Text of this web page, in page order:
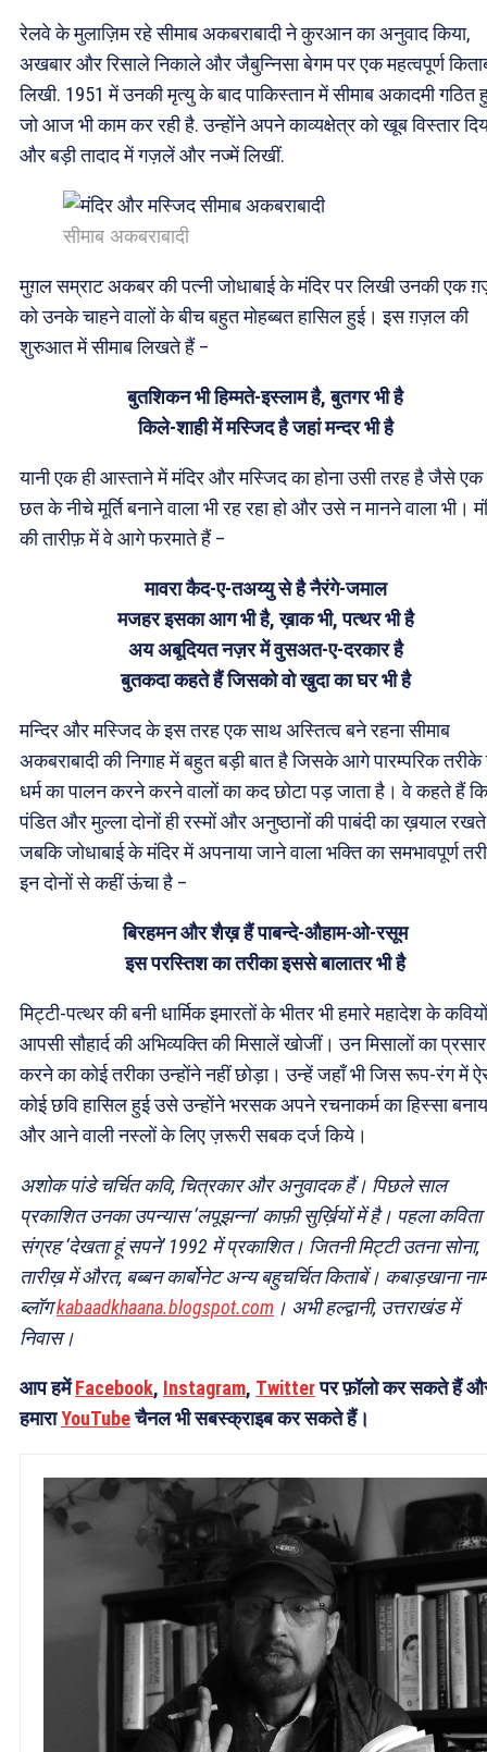
रेलवे के मुलाज़िम रहे सीमाब अकबराबादी ने कुरआन का अनुवाद किया,
अखबार और रिसाले निकाले और जैबुन्निसा बेगम पर एक महत्वपूर्ण
लिखी. 1951 में उनकी मृत्यु के बाद पाकिस्तान में सीमाब अकादमी गठित
जो आज भी काम कर रही है. उन्होंने अपने काव्यक्षेत्र को खूब विस्तार
और बड़ी तादाद में गज़लें और नज्में लिखीं.
सीमाब अकबराबादी
मुग़ल सम्राट अकबर की पत्नी जोधाबाई के मंदिर पर लिखी उनकी एक
को उनके चाहने वालों के बीच बहुत मोहब्बत हासिल हुई। इस ग़ज़ल की
शुरुआत में सीमाब लिखते हैं –
बुतशिकन भी हिम्मते-इस्लाम है, बुतगर भी है
किले-शाही में मस्जिद है जहां मन्दर भी है
यानी एक ही आस्ताने में मंदिर और मस्जिद का होना उसी तरह है जैसे एक
छत के नीचे मूर्ति बनाने वाला भी रह रहा हो और उसे न मानने वाला भी।
की तारीफ़ में वे आगे फरमाते हैं –
मावरा कैद-ए-तअय्यु से है नैरंगे-जमाल
मजहर इसका आग भी है, ख़ाक भी, पत्थर भी है
अय अबूदियत नज़र में वुसअत-ए-दरकार है
बुतकदा कहते हैं जिसको वो खुदा का घर भी है
मन्दिर और मस्जिद के इस तरह एक साथ अस्तित्व बने रहना सीमाब
अकबराबादी की निगाह में बहुत बड़ी बात है जिसके आगे पारम्परिक
धर्म का पालन करने करने वालों का कद छोटा पड़ जाता है। वे कहते हैं कि
पंडित और मुल्ला दोनों ही रस्मों और अनुष्ठानों की पाबंदी का ख़याल
जबकि जोधाबाई के मंदिर में अपनाया जाने वाला भक्ति का समभावपूर्ण
इन दोनों से कहीं ऊंचा है –
बिरहमन और शैख़ हैं पाबन्दे-औहाम-ओ-रसूम
इस परस्तिश का तरीका इससे बालातर भी है
मिट्टी-पत्थर की बनी धार्मिक इमारतों के भीतर भी हमारे महादेश के
आपसी सौहार्द की अभिव्यक्ति की मिसालें खोजीं। उन मिसालों का प्रसार
करने का कोई तरीका उन्होंने नहीं छोड़ा। उन्हें जहाँ भी जिस रूप-रंग में
कोई छवि हासिल हुई उसे उन्होंने भरसक अपने रचनाकर्म का हिस्सा
और आने वाली नस्लों के लिए ज़रूरी सबक दर्ज किये।
अशोक पांडे चर्चित कवि, चित्रकार और अनुवादक हैं। पिछले साल
प्रकाशित उनका उपन्यास ‘लपूझन्ना’ काफ़ी सुर्ख़ियों में है। पहला कविता
संग्रह ‘देखता हूं सपने’ 1992 में प्रकाशित। जितनी मिट्टी उतना सोना,
तारीख़ में औरत, बब्बन कार्बोनेट अन्य बहुचर्चित किताबें। कबाड़खाना
ब्लॉगkabaadkhaana.blogspot.com । अभी हल्द्वानी, उत्तराखंड में
निवास।
आप हमेंFacebook, Instagram, Twitterपर फ़ॉलो कर सकते हैं
हमाराYouTubeचैनल भी सबस्क्राइब कर सकते हैं।